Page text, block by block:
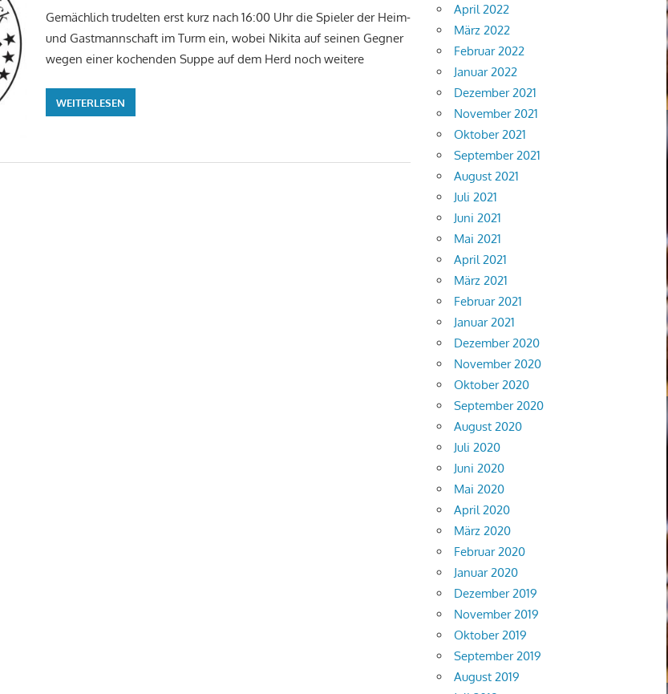
Gemächlich trudelten erst kurz nach 16:00 Uhr die Spieler der Heim-
und Gastmannschaft im Turm ein, wobei Nikita auf seinen Gegner
wegen einer kochenden Suppe auf dem Herd noch weitere
WEITERLESEN
April 2022
März 2022
Februar 2022
Januar 2022
Dezember 2021
November 2021
Oktober 2021
September 2021
August 2021
Juli 2021
Juni 2021
Mai 2021
April 2021
März 2021
Februar 2021
Januar 2021
Dezember 2020
November 2020
Oktober 2020
September 2020
August 2020
Juli 2020
Juni 2020
Mai 2020
April 2020
März 2020
Februar 2020
Januar 2020
Dezember 2019
November 2019
Oktober 2019
September 2019
August 2019